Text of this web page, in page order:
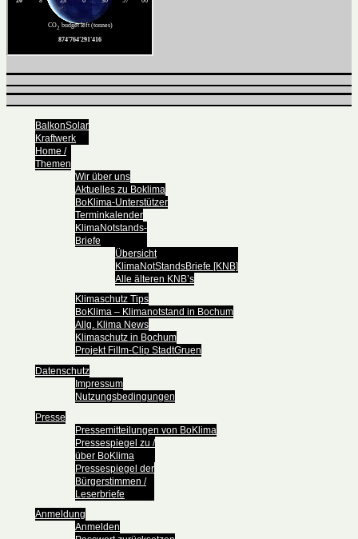
BalkonSolar
Kraftwerk
Home /
Themen
Wir über uns
Aktuelles zu Boklima
BoKlima-Unterstützer
Terminkalender
KlimaNotstands-
Briefe
Übersicht
KlimaNotStandsBriefe [KNB]
Alle älteren KNB’s
Klimaschutz Tips
BoKlima – Klimanotstand in Bochum
Allg. Klima News
Klimaschutz in Bochum
Projekt Fillm-Clip StadtGruen
Datenschutz
Impressum
Nutzungsbedingungen
Presse
Pressemitteilungen von BoKlima
Pressespiegel zu /
über BoKlima
Pressespiegel der
Bürgerstimmen /
Leserbriefe
Anmeldung
Anmelden